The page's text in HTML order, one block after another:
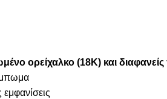
ορείχαλκο (18Κ) και διαφανείς
εμφανίσεις